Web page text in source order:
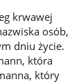
krwawej
osób,
dniu życie.
która
który